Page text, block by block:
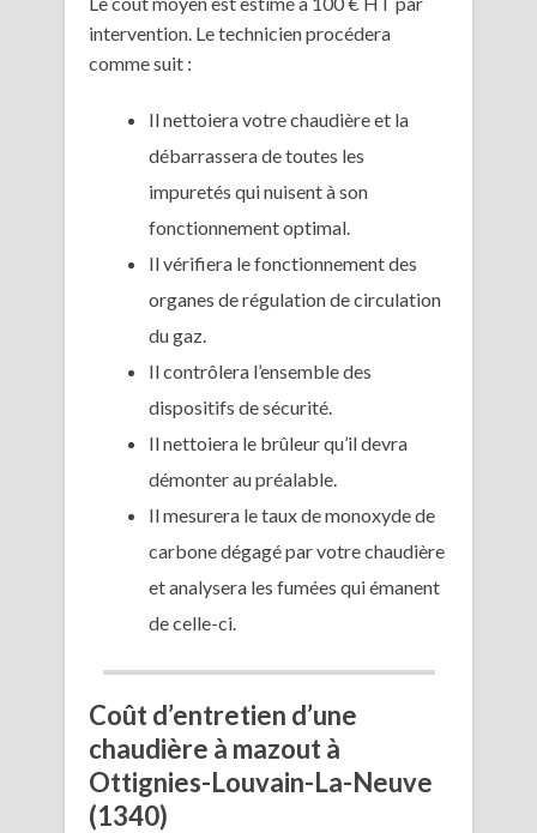
intervention. Le technicien procédera
comme suit :
Il nettoiera votre chaudière et la
débarrassera de toutes les
impuretés qui nuisent à son
fonctionnement optimal.
Il vérifiera le fonctionnement des
organes de régulation de circulation
du gaz.
Il contrôlera l’ensemble des
dispositifs de sécurité.
Il nettoiera le brûleur qu’il devra
démonter au préalable.
Il mesurera le taux de monoxyde de
carbone dégagé par votre chaudière
et analysera les fumées qui émanent
de celle-ci.
Coût d’entretien d’une
chaudière à mazout à
Ottignies-Louvain-La-Neuve
(1340)